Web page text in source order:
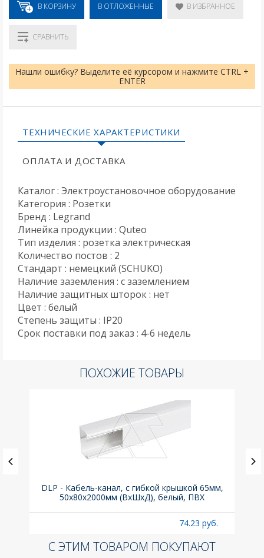
В КОРЗИНУ В ОТЛОЖЕННЫЕ В ИЗБРАННОЕ
СРАВНИТЬ
Нашли ошибку? Выделите её курсором и нажмите CTRL +
ENTER
ТЕХНИЧЕСКИЕ ХАРАКТЕРИСТИКИ
ОПЛАТА И ДОСТАВКА
Каталог : Электроустановочное оборудование
Категория : Розетки
Бренд : Legrand
Линейка продукции : Quteo
Тип изделия : розетка электрическая
Количество постов : 2
Стандарт : немецкий (SCHUKO)
Наличие заземления : с заземлением
Наличие защитных шторок : нет
Цвет : белый
Степень защиты : IP20
Срок поставки под заказ : 4-6 недель
ПОХОЖИЕ ТОВАРЫ
DLP - Кабель-канал, с гибкой крышкой 65мм,
50x80х2000мм (ВхШхД), белый, ПВХ
74.23 руб.
С ЭТИМ ТОВАРОМ ПОКУПАЮТ